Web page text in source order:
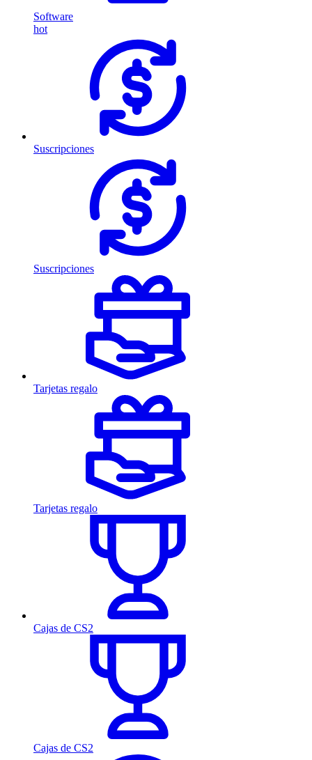
Software
hot
Suscripciones
Suscripciones
Tarjetas regalo
Tarjetas regalo
Cajas de CS2
Cajas de CS2